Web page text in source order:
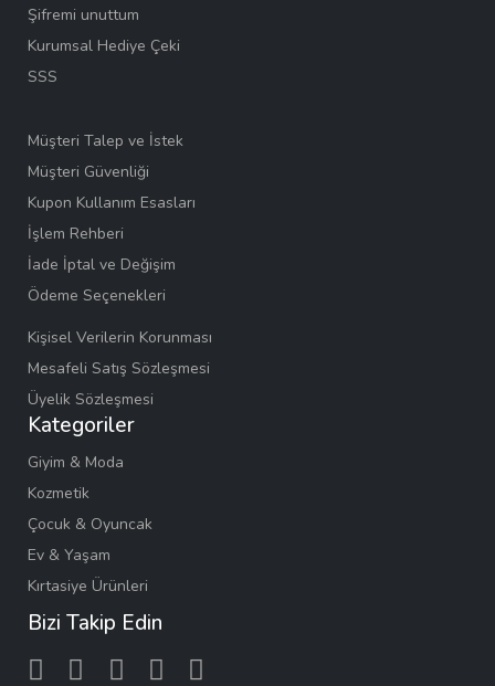
Şifremi unuttum
Kurumsal Hediye Çeki
SSS
Müşteri Talep ve İstek
Müşteri Güvenliği
Kupon Kullanım Esasları
İşlem Rehberi
İade İptal ve Değişim
Ödeme Seçenekleri
Kişisel Verilerin Korunması
Mesafeli Satış Sözleşmesi
Üyelik Sözleşmesi
Kategoriler
Giyim & Moda
Kozmetik
Çocuk & Oyuncak
Ev & Yaşam
Kırtasiye Ürünleri
Bizi Takip Edin